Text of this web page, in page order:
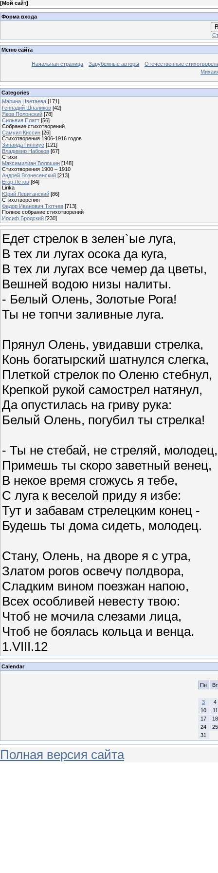
[Мой сайт]
Форма входа
Меню сайта
Начальная страница Зарубежные авторы
Отечественные
Categories
Марина Цветаева [171]
Геннадий Шпаликов [42]
Яков Полонский [78]
Сильвия Платт [56]
Собрание стихотворений
Самуил Киссин [26]
Стихотворения 1906-1916 годов
Зинаида Гиппиус [121]
Владимир Набоков [67]
Стихи
Максимилиан Волошин [148]
Стихотворения 1900 – 1910
Андрей Вознесенский [213]
Егор Летов [84]
Lirika
Юрий Левитанский [86]
Стихотворения
Федор Иванович Тютчев [713]
Полное собрание стихотворений
Иосиф Бродский [230]
Едет стрелок в зелен`ые луга,
В тех ли лугах осока да куга,
В тех ли лугах все чемер да цветы,
Вешней водою низы налиты.
- Белый Олень, 3олотые Рога!
Ты не топчи заливные луга.
Прянул Олень, увидавши стрелка,
Конь богатырский шатнулся слегка,
Плеткой стрелок по Оленю стебнул,
Крепкой рукой самострел натянул,
Да опустилась на гриву рука:
Белый Олень, погубил ты стрелка!
- Ты не стебай, не стреляй, молодец,
Примешь ты скоро заветный венец,
В некое время сгожусь я тебе,
С луга к веселой приду я избе:
Тут и забавам стрелецким конец -
Будешь ты дома сидеть, молодец.
Стану, Олень, на дворе я с утра,
Златом рогов освечу полдвора,
Сладким вином поезжан напою,
Всех особливей невесту твою:
Чтоб не мочила слезами лица,
Чтоб не боялась кольца и венца.
1.VIII.12
Calendar
Пн
Вт
3
4
10
11
17
18
24
25
31
Полная версия сайта